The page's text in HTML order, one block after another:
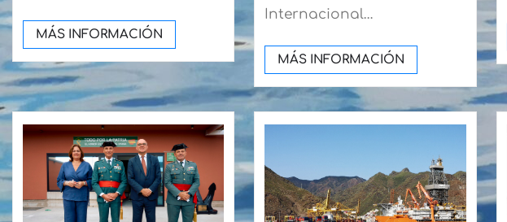
MÁS INFORMACIÓN
Internacional…
MÁS INFORMACIÓN